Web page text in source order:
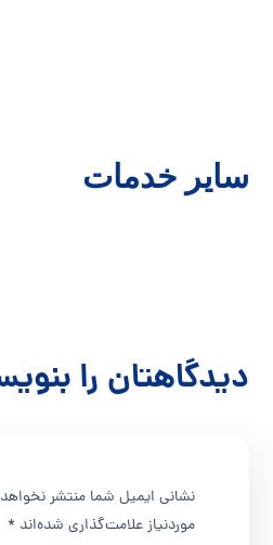
سایر خدمات
دیدگاهتان را
نشانی ایمیل شما منتشر
موردنیاز علامت‌گذاری شده‌اند*